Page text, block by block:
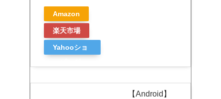
Amazon
楽天市場
Yahooショ
【Android】